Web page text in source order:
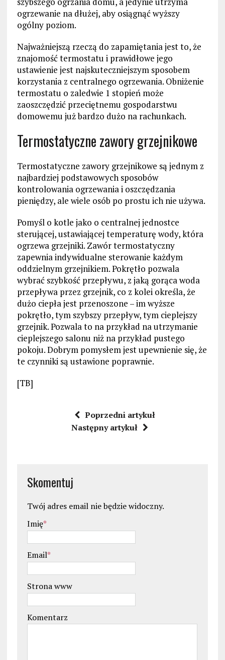
ogrzewanie na dłużej, aby osiągnąć wyższy
ogólny poziom.
Najważniejszą rzeczą do zapamiętania jest to, że
znajomość termostatu i prawidłowe jego
ustawienie jest najskuteczniejszym sposobem
korzystania z centralnego ogrzewania. Obniżenie
termostatu o zaledwie 1 stopień może
zaoszczędzić przeciętnemu gospodarstwu
domowemu już bardzo dużo na rachunkach.
Termostatyczne zawory grzejnikowe
Termostatyczne zawory grzejnikowe są jednym z
najbardziej podstawowych sposobów
kontrolowania ogrzewania i oszczędzania
pieniędzy, ale wiele osób po prostu ich nie używa.
Pomyśl o kotle jako o centralnej jednostce
sterującej, ustawiającej temperaturę wody, która
ogrzewa grzejniki. Zawór termostatyczny
zapewnia indywidualne sterowanie każdym
oddzielnym grzejnikiem. Pokrętło pozwala
wybrać szybkość przepływu, z jaką gorąca woda
przepływa przez grzejnik, co z kolei określa, że ​​
dużo ciepła jest przenoszone – im wyższe
pokrętło, tym szybszy przepływ, tym cieplejszy
grzejnik. Pozwala to na przykład na utrzymanie
cieplejszego salonu niż na przykład pustego
pokoju. Dobrym pomysłem jest upewnienie się, że
te czynniki są ustawione poprawnie.
[TB]
Poprzedni artykuł
Następny artykuł
Skomentuj
Twój adres email nie będzie widoczny.
Imię*
Email*
Strona www
Komentarz